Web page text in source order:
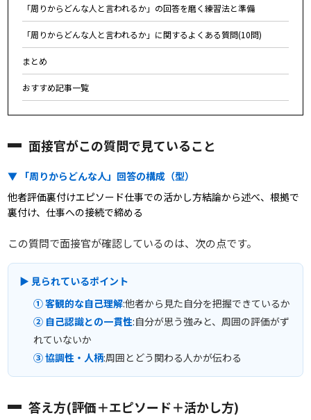
「周りからどんな人と言われるか」の回答を磨く練習法と準備
「周りからどんな人と言われるか」に関するよくある質問(10問)
まとめ
おすすめ記事一覧
面接官がこの質問で見ていること
▼ 「周りからどんな人」回答の構成（型）
他者評価裏付けエピソード仕事での活かし方結論から述べ、根拠で
裏付け、仕事への接続で締める
この質問で面接官が確認しているのは、次の点です。
▶ 見られているポイント
① 客観的な自己理解:他者から見た自分を把握できているか
② 自己認識との一貫性:自分が思う強みと、周囲の評価がず
れていないか
③ 協調性・人柄:周囲とどう関わる人かが伝わる
答え方(評価＋エピソード＋活かし方)